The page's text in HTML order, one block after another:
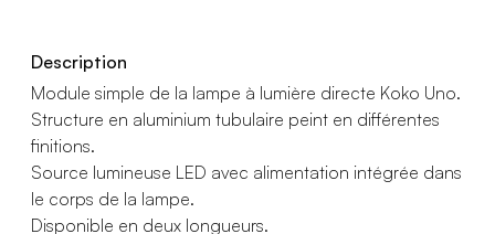
Description
Module simple de la lampe à lumière directe Koko Uno.
Structure en aluminium tubulaire peint en différentes
finitions.
Source lumineuse LED avec alimentation intégrée dans
le corps de la lampe.
Disponible en deux longueurs.